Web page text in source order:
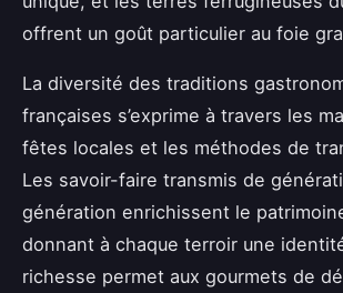
offrent un goût particulier au foie
La diversité des traditions
françaises s’exprime à travers les
fêtes locales et les méthodes de
Les savoir-faire transmis de
génération enrichissent le
donnant à chaque terroir une
richesse permet aux gourmets de